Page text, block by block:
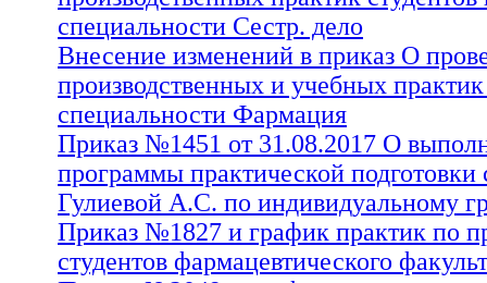
специальности Сестр. дело
Внесение изменений в приказ О
производственных и учебных
специальности Фармация
Приказ №1451 от 31.08.2017 О
программы практической подготовки
Гулиевой А.С. по индивидуальному
Приказ №1827 и график практик по
студентов фармацевтического
Изменения к приказу №508 от 23.03.2017
(2016-2017)
Приказ о прохождении практической
индивидуальному графику студентами в 2016-
Приказ и график практик по практике
факультета (2016-2017)
Приказ и график практик по практике